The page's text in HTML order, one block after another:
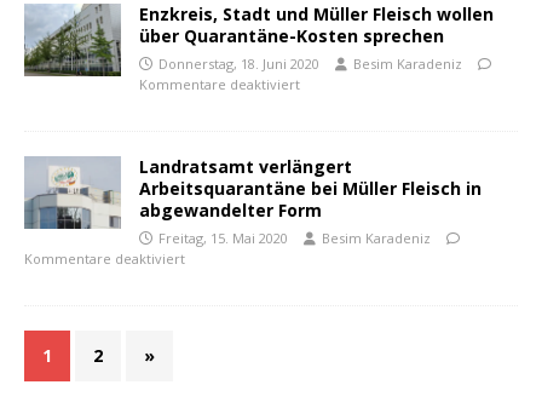
Enzkreis, Stadt und Müller Fleisch wollen
über Quarantäne-Kosten sprechen
Donnerstag, 18. Juni 2020
Besim Karadeniz
Kommentare deaktiviert
Landratsamt verlängert
Arbeitsquarantäne bei Müller Fleisch in
abgewandelter Form
Freitag, 15. Mai 2020
Besim Karadeniz
Kommentare deaktiviert
1 2 »